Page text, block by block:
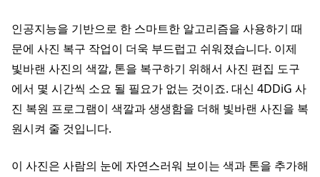
인공지능을 기반으로 한 스마트한 알고리즘을 사용하기 때
문에 사진 복구 작업이 더욱 부드럽고 쉬워졌습니다. 이제
빛바랜 사진의 색깔, 톤을 복구하기 위해서 사진 편집 도구
에서 몇 시간씩 소요 될 필요가 없는 것이죠. 대신 4DDiG 사
진 복원 프로그램이 색깔과 생생함을 더해 빛바랜 사진을 복
원시켜 줄 것입니다.
이 사진은 사람의 눈에 자연스러워 보이는 색과 톤을 추가해